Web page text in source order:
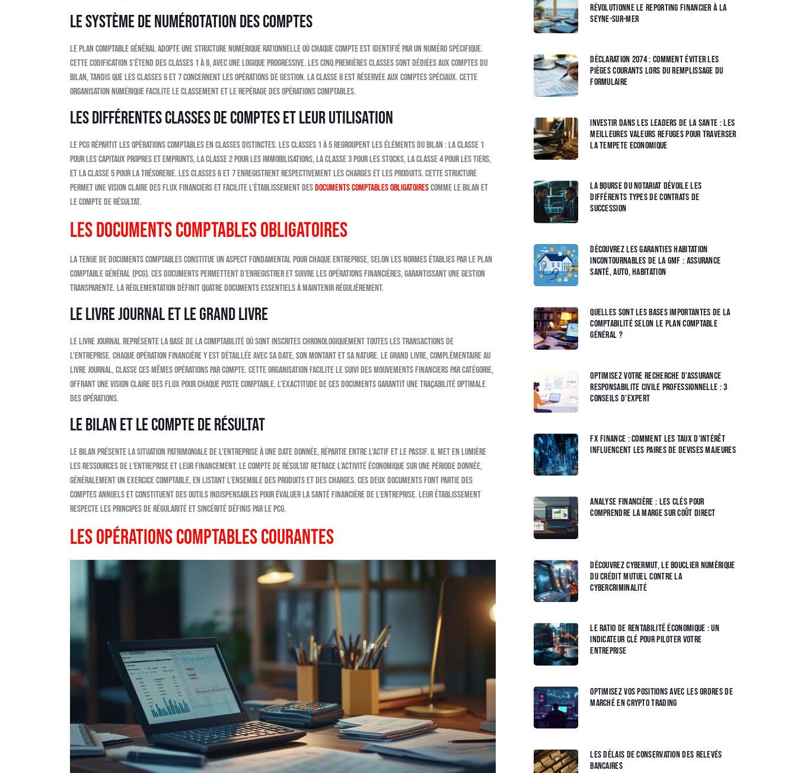
Le système de numérotation des comptes
Le Plan Comptable Général adopte une structure numérique rationnelle où chaque compte est identifié par un numéro spécifique.
Cette codification s’étend des classes 1 à 8, avec une logique progressive. Les cinq premières classes sont dédiées aux comptes du
bilan, tandis que les classes 6 et 7 concernent les opérations de gestion. La classe 8 est réservée aux comptes spéciaux. Cette
organisation numérique facilite le classement et le repérage des opérations comptables.
Les différentes classes de comptes et leur utilisation
Le PCG répartit les opérations comptables en classes distinctes. Les classes 1 à 5 regroupent les éléments du bilan : la classe 1
pour les capitaux propres et emprunts, la classe 2 pour les immobilisations, la classe 3 pour les stocks, la classe 4 pour les tiers,
et la classe 5 pour la trésorerie. Les classes 6 et 7 enregistrent respectivement les charges et les produits. Cette structure
permet une vision claire des flux financiers et facilite l’établissement desdocuments comptables obligatoirescomme le bilan et
le compte de résultat.
Les documents comptables obligatoires
La tenue de documents comptables constitue un aspect fondamental pour chaque entreprise, selon les normes établies par le Plan
Comptable Général (PCG). Ces documents permettent d’enregistrer et suivre les opérations financières, garantissant une gestion
transparente. La réglementation définit quatre documents essentiels à maintenir régulièrement.
Le livre journal et le grand livre
Le livre journal représente la base de la comptabilité où sont inscrites chronologiquement toutes les transactions de
l’entreprise. Chaque opération financière y est détaillée avec sa date, son montant et sa nature. Le grand livre, complémentaire au
livre journal, classe ces mêmes opérations par compte. Cette organisation facilite le suivi des mouvements financiers par catégorie,
offrant une vision claire des flux pour chaque poste comptable. L’exactitude de ces documents garantit une traçabilité optimale
des opérations.
Le bilan et le compte de résultat
Le bilan présente la situation patrimoniale de l’entreprise à une date donnée, répartie entre l’actif et le passif. Il met en lumière
les ressources de l’entreprise et leur financement. Le compte de résultat retrace l’activité économique sur une période donnée,
généralement un exercice comptable, en listant l’ensemble des produits et des charges. Ces deux documents font partie des
comptes annuels et constituent des outils indispensables pour évaluer la santé financière de l’entreprise. Leur établissement
respecte les principes de régularité et sincérité définis par le PCG.
Les opérations comptables courantes
révolutionne le reporting financier à La
Seyne-sur-Mer
Déclaration 2074 : Comment éviter les
pièges courants lors du remplissage du
formulaire
Investir dans les leaders de la sante : Les
meilleures valeurs refuges pour traverser
la tempete economique
La bourse du notariat dévoile les
différents types de contrats de
succession
Découvrez les garanties habitation
incontournables de la GMF : Assurance
santé, auto, habitation
Quelles sont les bases importantes de la
comptabilité selon le Plan Comptable
Général ?
Optimisez votre Recherche d’Assurance
Responsabilite Civile Professionnelle : 3
Conseils d’Expert
FX FINANCE : Comment les taux d’intérêt
influencent les paires de devises majeures
Analyse financière : Les clés pour
comprendre la marge sur coût direct
Découvrez Cybermut, le bouclier numérique
du Crédit Mutuel contre la
cybercriminalité
Le ratio de rentabilité économique : un
indicateur clé pour piloter votre
entreprise
Optimisez vos Positions avec les Ordres de
Marché en Crypto Trading
Les délais de conservation des relevés
bancaires